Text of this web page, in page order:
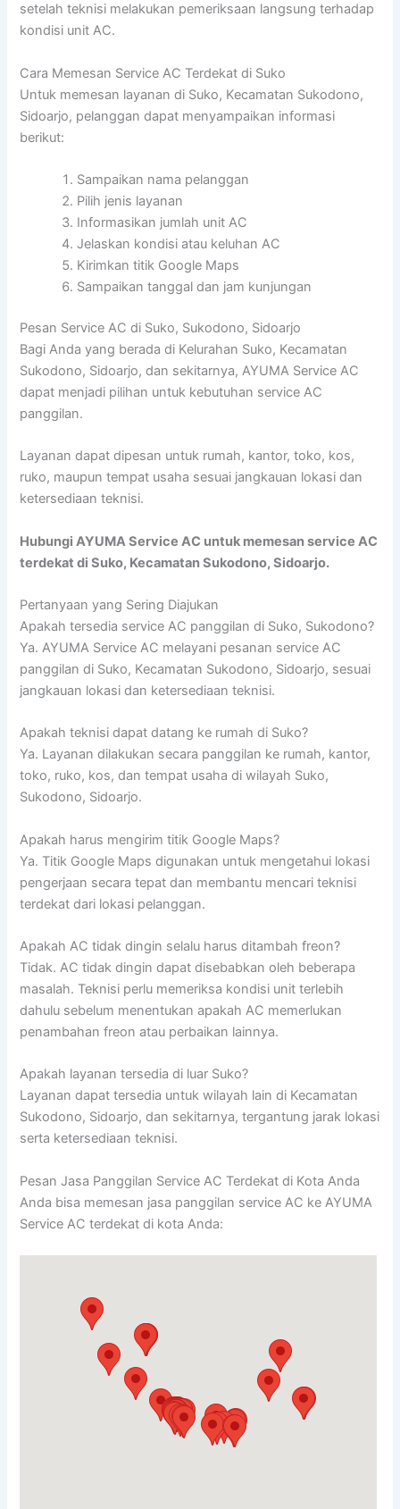
setelah teknisi melakukan pemeriksaan langsung terhadap
kondisi unit AC.
Cara Memesan Service AC Terdekat di Suko
Untuk memesan layanan di Suko, Kecamatan Sukodono,
Sidoarjo, pelanggan dapat menyampaikan informasi
berikut:
Sampaikan nama pelanggan
Pilih jenis layanan
Informasikan jumlah unit AC
Jelaskan kondisi atau keluhan AC
Kirimkan titik Google Maps
Sampaikan tanggal dan jam kunjungan
Pesan Service AC di Suko, Sukodono, Sidoarjo
Bagi Anda yang berada di Kelurahan Suko, Kecamatan
Sukodono, Sidoarjo, dan sekitarnya, AYUMA Service AC
dapat menjadi pilihan untuk kebutuhan service AC
panggilan.
Layanan dapat dipesan untuk rumah, kantor, toko, kos,
ruko, maupun tempat usaha sesuai jangkauan lokasi dan
ketersediaan teknisi.
Hubungi AYUMA Service AC untuk memesan service AC
terdekat di Suko, Kecamatan Sukodono, Sidoarjo.
Pertanyaan yang Sering Diajukan
Apakah tersedia service AC panggilan di Suko, Sukodono?
Ya. AYUMA Service AC melayani pesanan service AC
panggilan di Suko, Kecamatan Sukodono, Sidoarjo, sesuai
jangkauan lokasi dan ketersediaan teknisi.
Apakah teknisi dapat datang ke rumah di Suko?
Ya. Layanan dilakukan secara panggilan ke rumah, kantor,
toko, ruko, kos, dan tempat usaha di wilayah Suko,
Sukodono, Sidoarjo.
Apakah harus mengirim titik Google Maps?
Ya. Titik Google Maps digunakan untuk mengetahui lokasi
pengerjaan secara tepat dan membantu mencari teknisi
terdekat dari lokasi pelanggan.
Apakah AC tidak dingin selalu harus ditambah freon?
Tidak. AC tidak dingin dapat disebabkan oleh beberapa
masalah. Teknisi perlu memeriksa kondisi unit terlebih
dahulu sebelum menentukan apakah AC memerlukan
penambahan freon atau perbaikan lainnya.
Apakah layanan tersedia di luar Suko?
Layanan dapat tersedia untuk wilayah lain di Kecamatan
Sukodono, Sidoarjo, dan sekitarnya, tergantung jarak lokasi
serta ketersediaan teknisi.
Pesan Jasa Panggilan Service AC Terdekat di Kota Anda
Anda bisa memesan jasa panggilan service AC ke AYUMA
Service AC terdekat di kota Anda: